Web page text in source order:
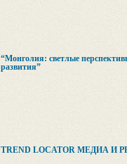
“Монголия: светлые
развития”
TREND LOCATOR МЕДИА И